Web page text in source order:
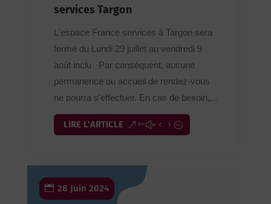
services Targon
L'espace France services à Targon sera
fermé du Lundi 29 juillet au vendredi 9
août inclu Par conséquent, aucune
permanence ou accueil de rendez-vous
ne pourra s'effectuer. En cas de besoin,...
LIRE L'ARTICLE
28 Juin 2024